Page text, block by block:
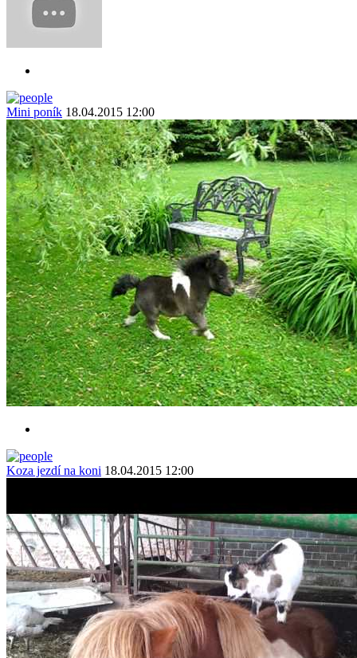
Mini poník 18.04.2015 12:00
Koza jezdí na koni 18.04.2015 12:00